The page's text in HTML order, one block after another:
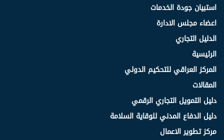
استبيان جودة الخدمات
اعضاء مجلس الادارة
الدليل التجاري
الرئيسية
المركز العراقي للتحكيم الدولي
المقالات
دليل التمويل التجاري الرقمي
دليل الدفاع المدني للوقاية السلامة
مركز تطوير الاعمال